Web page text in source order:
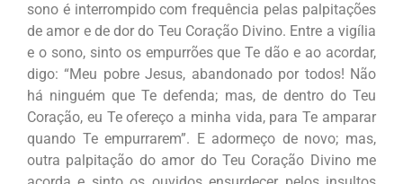
sono é interrompido com frequência pelas palpitações
de amor e de dor do Teu Coração Divino. Entre a vigília
e o sono, sinto os empurrões que Te dão e ao acordar,
digo: “Meu pobre Jesus, abandonado por todos! Não
há ninguém que Te defenda; mas, de dentro do Teu
Coração, eu Te ofereço a minha vida, para Te amparar
quando Te empurrarem”. E adormeço de novo; mas,
outra palpitação do amor do Teu Coração Divino me